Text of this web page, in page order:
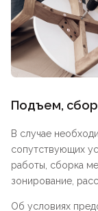
Подъем,
В случае
сопутствующих
работы, сборка
зонирование,
Об условиях